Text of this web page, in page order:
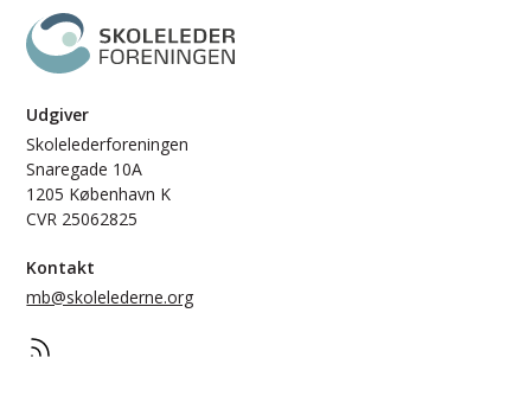
Udgiver
Skolelederforeningen
Snaregade 10A
1205 København K
CVR 25062825
Kontakt
mb@skolelederne.org